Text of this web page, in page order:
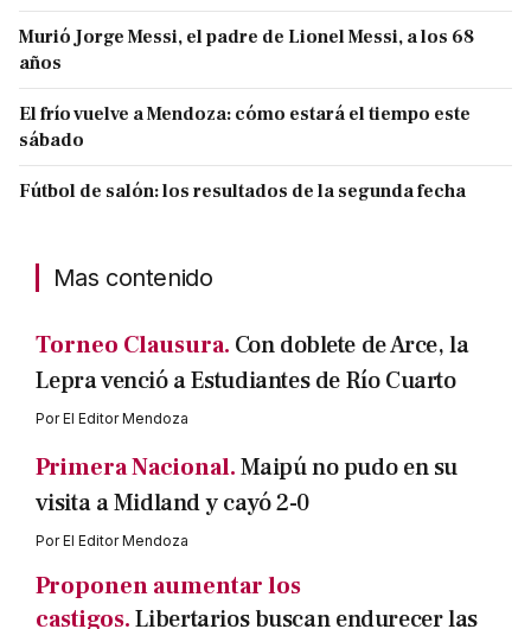
Murió Jorge Messi, el padre de Lionel Messi, a los 68
años
El frío vuelve a Mendoza: cómo estará el tiempo este
sábado
Fútbol de salón: los resultados de la segunda fecha
Mas contenido
Torneo Clausura. Con doblete de Arce, la
Lepra venció a Estudiantes de Río Cuarto
PorEl Editor Mendoza
Primera Nacional.Maipú no pudo en su
visita a Midland y cayó 2-0
PorEl Editor Mendoza
Proponen aumentar los
castigos.Libertarios buscan endurecer las